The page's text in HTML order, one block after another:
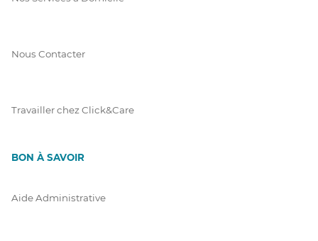
Nous Contacter
Travailler chez Click&Care
BON À SAVOIR
Aide Administrative